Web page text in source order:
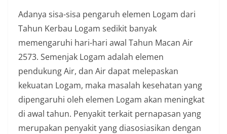
Adanya sisa-sisa pengaruh elemen Logam dari
Tahun Kerbau Logam sedikit banyak
memengaruhi hari-hari awal Tahun Macan Air
2573. Semenjak Logam adalah elemen
pendukung Air, dan Air dapat melepaskan
kekuatan Logam, maka masalah kesehatan yang
dipengaruhi oleh elemen Logam akan meningkat
di awal tahun. Penyakit terkait pernapasan yang
merupakan penyakit yang diasosiasikan dengan